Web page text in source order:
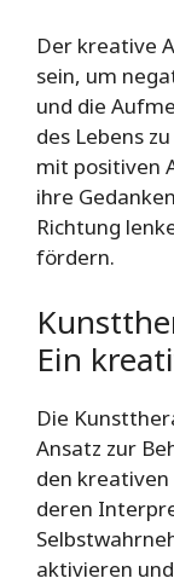
Der kreative
sein, um
und die
des Lebens
mit positiven
ihre
Richtung
fördern.
Ein
Die
Ansatz zur
den kreativen
deren
aktivieren